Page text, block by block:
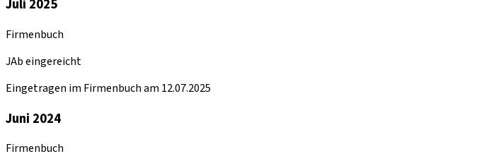
Juli 2025
Firmenbuch
JAb eingereicht
Eingetragen im Firmenbuch am 12.07.2025
Juni 2024
Firmenbuch